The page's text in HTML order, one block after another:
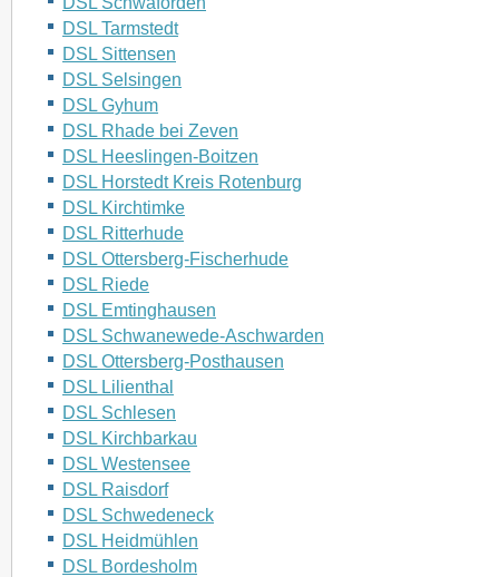
DSL Tarmstedt
DSL Sittensen
DSL Selsingen
DSL Gyhum
DSL Rhade bei Zeven
DSL Heeslingen-Boitzen
DSL Horstedt Kreis Rotenburg
DSL Kirchtimke
DSL Ritterhude
DSL Ottersberg-Fischerhude
DSL Riede
DSL Emtinghausen
DSL Schwanewede-Aschwarden
DSL Ottersberg-Posthausen
DSL Lilienthal
DSL Schlesen
DSL Kirchbarkau
DSL Westensee
DSL Raisdorf
DSL Schwedeneck
DSL Heidmühlen
DSL Bordesholm